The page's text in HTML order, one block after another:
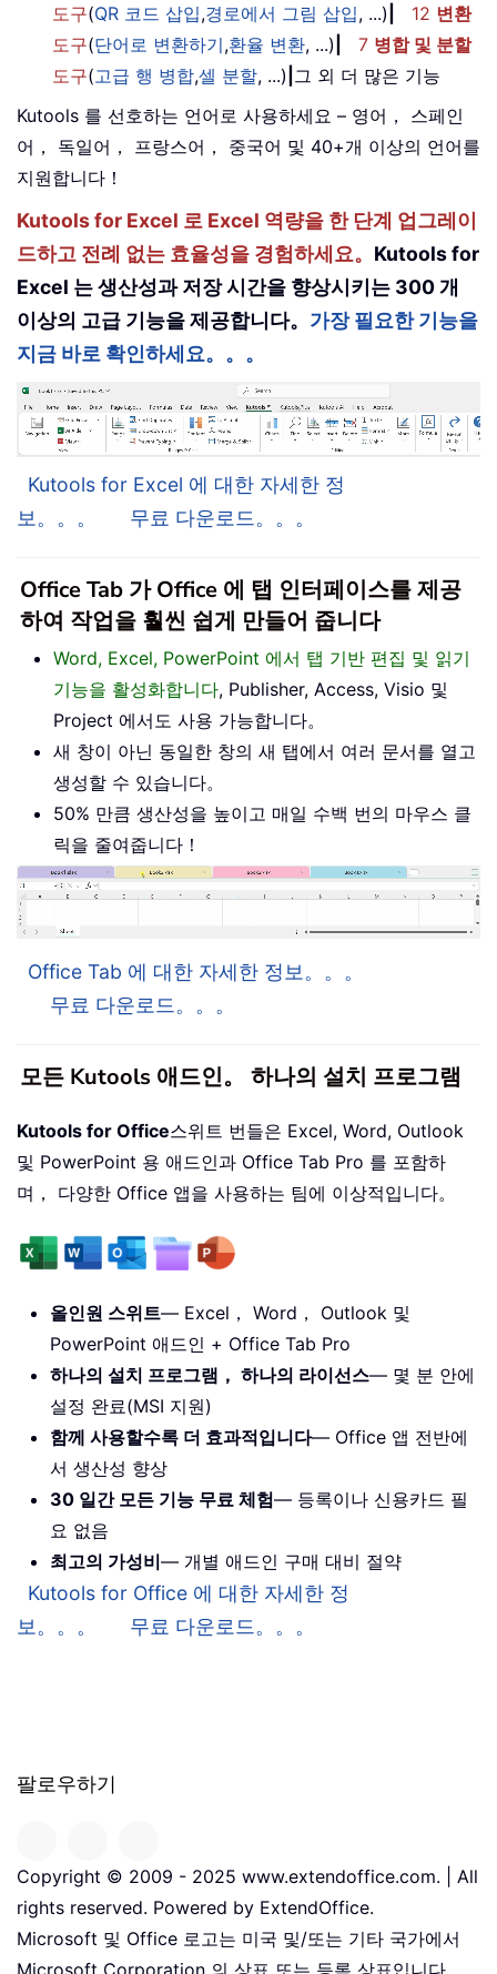
도구(QR 코드 삽입,경로에서 그림 삽입, ...) 12 변환
도구(단어로 변환하기,환율 변환, ...) 7 병합 및 분할
도구(고급 행 병합,셀 분할, ...) 그 외 더 많은 기능
Kutools 를 선호하는 언어로 사용하세요 – 영어， 스페인
어， 독일어， 프랑스어， 중국어 및 40+개 이상의 언어를
지원합니다！
Kutools for Excel 로 Excel 역량을 한 단계 업그레이
드하고 전례 없는 효율성을 경험하세요。 Kutools for
Excel 는 생산성과 저장 시간을 향상시키는 300 개
이상의 고급 기능을 제공합니다。 가장 필요한 기능을
지금 바로 확인하세요。。。
Kutools for Excel 에 대한 자세한 정
보。。。
무료 다운로드。。。
Office Tab 가 Office 에 탭 인터페이스를 제공
하여 작업을 훨씬 쉽게 만들어 줍니다
Word, Excel, PowerPoint 에서 탭 기반 편집 및 읽기
기능을 활성화합니다, Publisher, Access, Visio 및
Project 에서도 사용 가능합니다。
새 창이 아닌 동일한 창의 새 탭에서 여러 문서를 열고
생성할 수 있습니다。
50% 만큼 생산성을 높이고 매일 수백 번의 마우스 클
릭을 줄여줍니다！
Office Tab 에 대한 자세한 정보。。。
무료 다운로드。。。
모든 Kutools 애드인。 하나의 설치 프로그램
Kutools for Office스위트 번들은 Excel, Word, Outlook
및 PowerPoint 용 애드인과 Office Tab Pro 를 포함하
며， 다양한 Office 앱을 사용하는 팀에 이상적입니다。
올인원 스위트— Excel， Word， Outlook 및
PowerPoint 애드인 + Office Tab Pro
하나의 설치 프로그램， 하나의 라이선스— 몇 분 안에
설정 완료(MSI 지원)
함께 사용할수록 더 효과적입니다— Office 앱 전반에
서 생산성 향상
30 일간 모든 기능 무료 체험— 등록이나 신용카드 필
요 없음
최고의 가성비— 개별 애드인 구매 대비 절약
Kutools for Office 에 대한 자세한 정
보。。。
무료 다운로드。。。
팔로우하기
Copyright © 2009 - 2025 www.extendoffice.com. | All
rights reserved. Powered by ExtendOffice.
Microsoft 및 Office 로고는 미국 및/또는 기타 국가에서
Microsoft Corporation 의 상표 또는 등록 상표입니다。